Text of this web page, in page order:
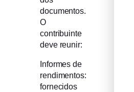
documentos.
O
contribuinte
deve reunir:
Informes de
rendimentos:
fornecidos